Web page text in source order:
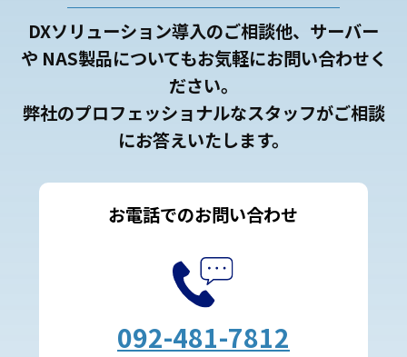
DXソリューション導入のご相談他、サーバー
や NAS製品についてもお気軽にお問い合わせく
ださい。
弊社のプロフェッショナルなスタッフがご相談
にお答えいたします。
お電話でのお問い合わせ
092-481-7812